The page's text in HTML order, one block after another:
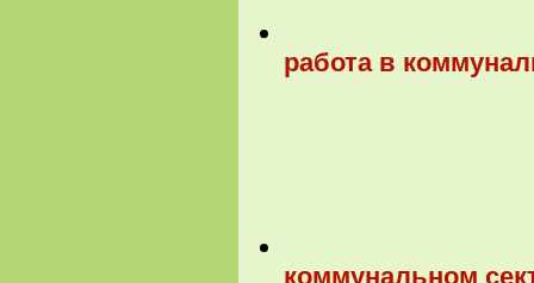
работа в
коммунальном